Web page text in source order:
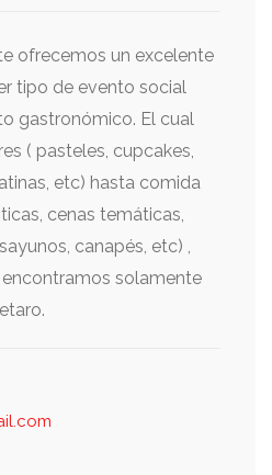
ofrecemos un excelente
tipo de evento social
gastronómico. El cual
( pasteles, cupcakes,
etc) hasta comida
cenas temáticas,
canapés, etc) ,
solamente